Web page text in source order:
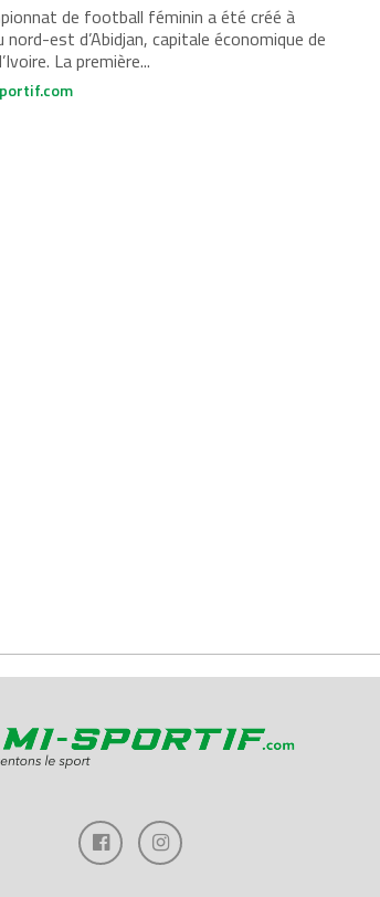
de football féminin a été créé à
nord-est d’Abidjan, capitale économique de
La première...